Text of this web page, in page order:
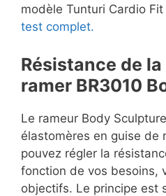
modèle Tunturi Cardio
test complet.
Résistance de
ramer BR3010
Le rameur Body
élastomères en guise de
pouvez régler la
fonction de vos besoins,
objectifs. Le principe est